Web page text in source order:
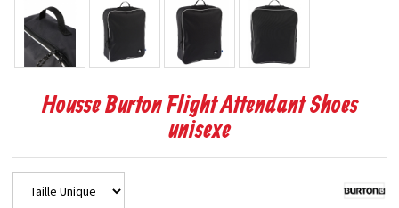
Housse Burton Flight Attendant Shoes
unisexe